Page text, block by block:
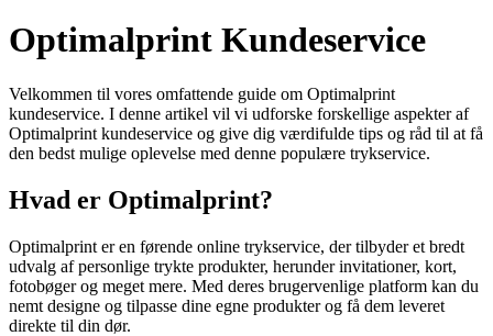
Optimalprint Kundeservice
Velkommen til vores omfattende guide om Optimalprint
kundeservice. I denne artikel vil vi udforske forskellige aspekter af
Optimalprint kundeservice og give dig værdifulde tips og råd til at få
den bedst mulige oplevelse med denne populære trykservice.
Hvad er Optimalprint?
Optimalprint er en førende online trykservice, der tilbyder et bredt
udvalg af personlige trykte produkter, herunder invitationer, kort,
fotobøger og meget mere. Med deres brugervenlige platform kan du
nemt designe og tilpasse dine egne produkter og få dem leveret
direkte til din dør.